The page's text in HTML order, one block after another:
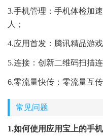
3.手机管理：手机体检加
人；
4.应用首发：腾讯精品游
5.连接：创新二维码扫描
6.零流量快传：零流量互
常见问题
1.如何使用应用宝上的手